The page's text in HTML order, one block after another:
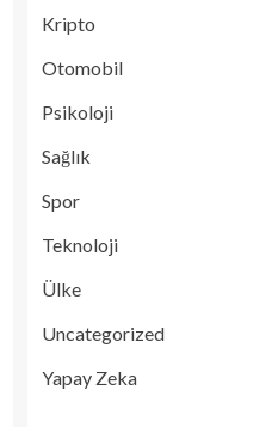
Kripto
Otomobil
Psikoloji
Sağlık
Spor
Teknoloji
Ülke
Uncategorized
Yapay Zeka